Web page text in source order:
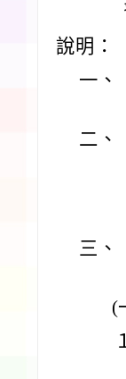
說明：
一、
二、
三、
(